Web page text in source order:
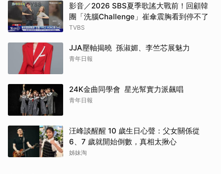
影音／2026 SBS夏季歌謠大戰前！回顧韓
團「洗腦Challenge」崔傘震胸看到停不了
TVBS
JJA壓軸揭曉 孫淑媚、李竺芯展魅力
青年日報
24K金曲同學會 星光幫實力派飆唱
青年日報
汪峰談醒醒 10 歲生日心聲：父女關係從
6、7 歲就開始倒數，真相太揪心
姊妹淘